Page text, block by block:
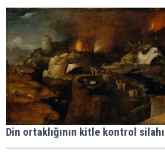
Din ortaklığının kitle kontrol